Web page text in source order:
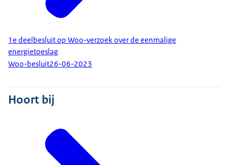
1e deelbesluit op Woo-verzoek over de eenmalige
energietoeslag
Woo-besluit26-06-2023
Hoort bij